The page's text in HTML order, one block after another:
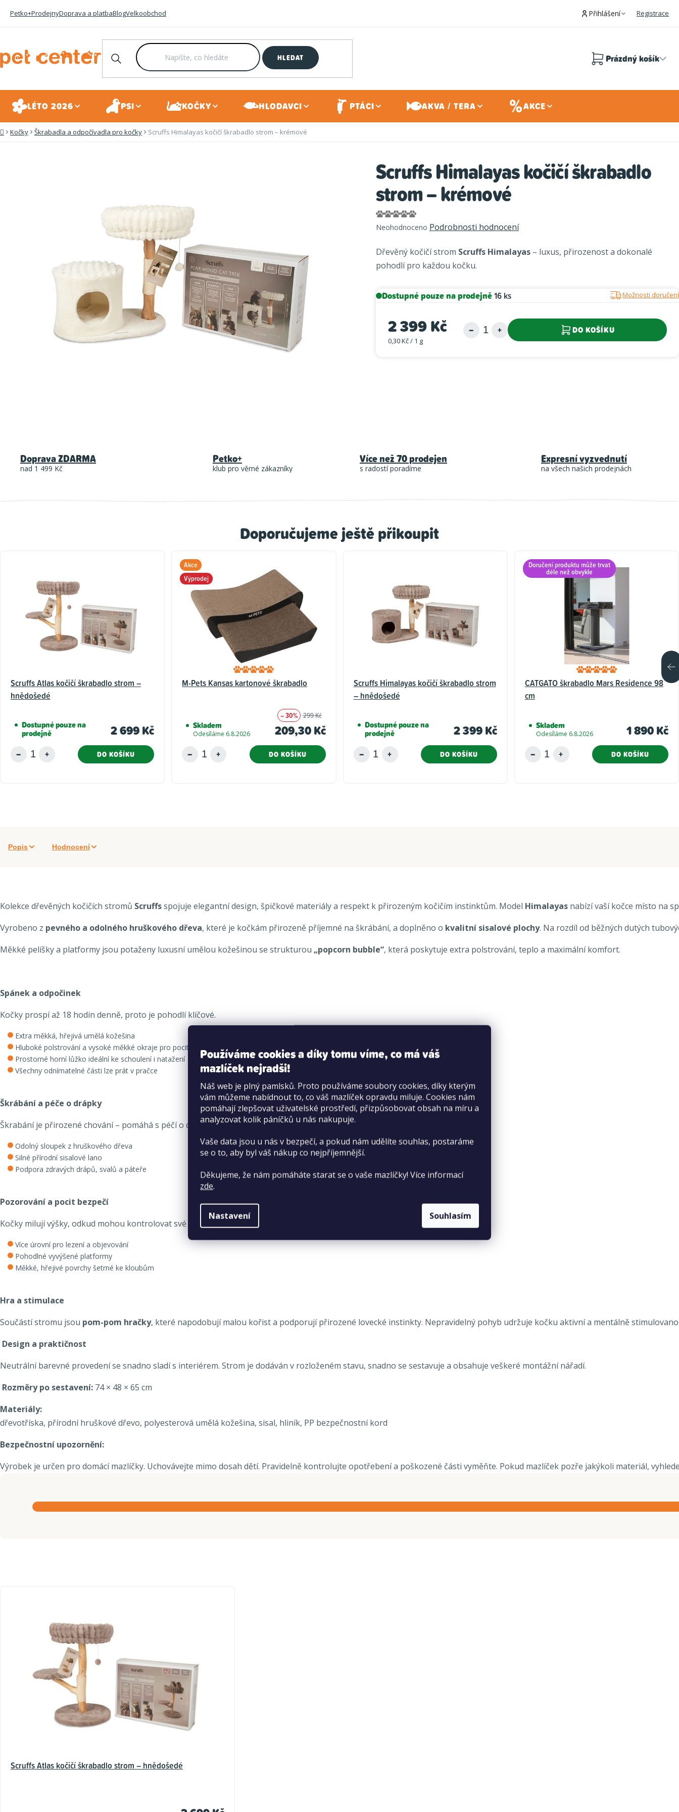
Používáme cookies a díky tomu víme, co má váš
mazlíček nejradši!
Náš web je plný pamlsků. Proto používáme soubory cookies, díky kterým
vám můžeme nabídnout to, co váš mazlíček opravdu miluje. Cookies nám
pomáhají zlepšovat uživatelské prostředí, přizpůsobovat obsah na míru a
analyzovat kolik páníčků u nás nakupuje.
Vaše data jsou u nás v bezpečí, a pokud nám udělíte souhlas, postaráme
se o to, aby byl váš nákup co nejpříjemnější.
Děkujeme, že nám pomáháte starat se o vaše mazlíčky! Více informací
zde.
Nastavení Souhlasím
Petko+ProdejnyDoprava a platbaBlogVelkoobchod Přihlášení Registrace
HLEDAT Prázdný košík
LÉTO 2026 PSI KOČKY HLODAVCI PTÁCI AKVA / TERA AKCE
DomůKočky Škrabadla a odpočívadla pro kočky Scruffs Himalayas kočičí škrabadlo strom – krémové
Scruffs Himalayas kočičí škrabadlo
strom – krémové
Průměrné
hodnocení
je
0,0
5
Neohodnoceno Podrobnosti hodnocení
Dřevěný kočičí strom Scruffs Himalayas – luxus, přirozenost a dokonalé
pohodlí pro každou kočku.
Dostupné pouze na prodejně16 ks Možnosti doručení
2 399 Kč
Měrná cena:
0,30 Kč / 1 g
DO KOŠÍKU
Doporučujeme ještě přikoupit
Scruffs Atlas kočičí škrabadlo strom –
hnědošedé
Dostupné pouze na
prodejně 2 699 Kč
DO KOŠÍKU
Akce
Výprodej
M-Pets Kansas kartonové škrabadlo
Skladem
Odesíláme 6.8.2026
– 30% 299 Kč
209,30 Kč
DO KOŠÍKU
Scruffs Himalayas kočičí škrabadlo strom
– hnědošedé
Dostupné pouze na
prodejně 2 399 Kč
DO KOŠÍKU
Doručení produktu může trvat
déle než obvykle
CATGATO škrabadlo Mars Residence 98
cm
Skladem
Odesíláme 6.8.2026 1 890 Kč
DO KOŠÍKU
Doprava ZDARMA
nad 1 499 Kč
Petko+
klub pro věrné zákazníky
Více než 70 prodejen
s radostí poradíme
Expresní vyzvednutí
na všech našich prodejnách
Popis Hodnocení
Kolekce dřevěných kočičích stromů Scruffsspojuje elegantní design, špičkové materiály a respekt k přirozeným kočičím instinktům. Model Himalayas nabízí vaší kočce místo na
Vyrobeno z pevného a odolného hruškového dřeva, které je kočkám přirozeně příjemné na škrábání, a doplněno o kvalitní sisalové plochy. Na rozdíl od běžných dutých
Měkké pelíšky a platformy jsou potaženy luxusní umělou kožešinou se strukturou „popcorn bubble“, která poskytuje extra polstrování, teplo a maximální komfort.
Spánek a odpočinek
Kočky prospí až 18 hodin denně, proto je pohodlí klíčové.
Extra měkká, hřejivá umělá kožešina
Hluboké polstrování a vysoké měkké okraje pro pocit bezpečí
Prostorné horní lůžko ideální ke schoulení i natažení
Všechny odnímatelné části lze prát v pračce
Škrábání a péče o drápky
Škrabání je přirozené chování – pomáhá s péčí o drápy, protahováním i označováním teritoria.
Odolný sloupek z hruškového dřeva
Silné přírodní sisalové lano
Podpora zdravých drápů, svalů a páteře
Pozorování a pocit bezpečí
Kočky milují výšky, odkud mohou kontrolovat své okolí.
Více úrovní pro lezení a objevování
Pohodlné vyvýšené platformy
Měkké, hřejivé povrchy šetrné ke kloubům
Hra a stimulace
Součástí stromu jsou pom-pom hračky, které napodobují malou kořist a podporují přirozené lovecké instinkty. Nepravidelný pohyb udržuje kočku aktivní a mentálně
Design a praktičnost
Neutrální barevné provedení se snadno sladí s interiérem. Strom je dodáván v rozloženém stavu, snadno se sestavuje a obsahuje veškeré montážní nářadí.
Rozměry po sestavení: 74 × 48 × 65 cm
Materiály:
dřevotříska, přírodní hruškové dřevo, polyesterová umělá kožešina, sisal, hliník, PP bezpečnostní kord
Bezpečnostní upozornění:
Výrobek je určen pro domácí mazlíčky. Uchovávejte mimo dosah dětí. Pravidelně kontrolujte opotřebení a poškozené části vyměňte. Pokud mazlíček pozře jakýkoli materiál,
Scruffs Atlas kočičí škrabadlo strom – hnědošedé